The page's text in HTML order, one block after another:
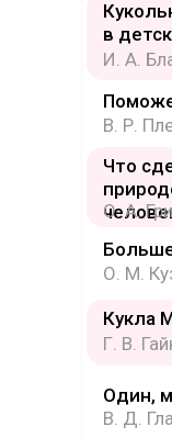
в
И. А.
В. Р.
Что
О. А.
О. М.
Кукла
Г. В.
В. Д.
Один,